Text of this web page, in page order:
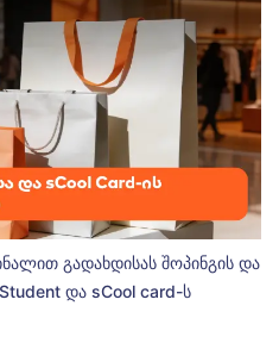
გადახდისას შოპინგის და
Student და sCool card-ს